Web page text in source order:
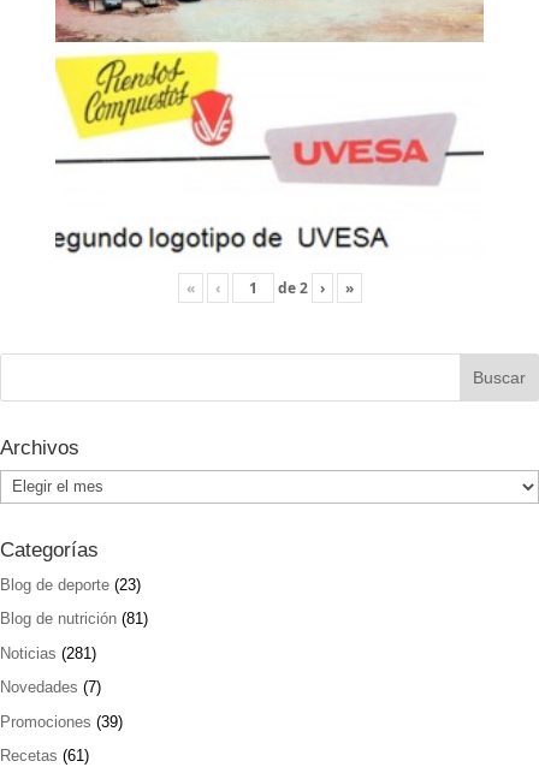
« ‹ de2 › »
Archivos
Archivos
Categorías
Blog de deporte (23)
Blog de nutrición (81)
Noticias (281)
Novedades (7)
Promociones (39)
Recetas (61)